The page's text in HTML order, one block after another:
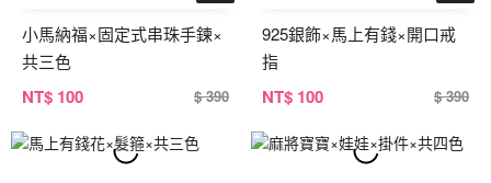
小馬納福×固定式串珠手鍊×
共三色
NT$ 100 $ 390
925銀飾×馬上有錢×開口戒
指
NT$ 100 $ 390